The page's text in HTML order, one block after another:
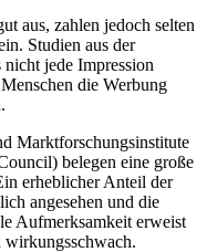
aus, zahlen jedoch selten
Studien aus der
jede Impression
die Werbung
Marktforschungsinstitute
belegen eine große
erheblicher Anteil der
angesehen und die
Aufmerksamkeit erweist